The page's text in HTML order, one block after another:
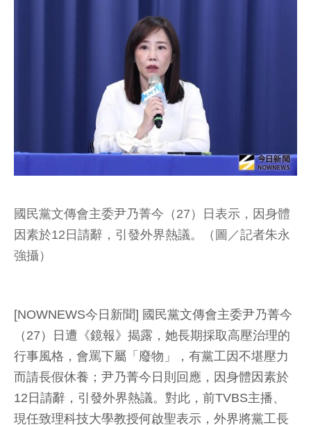
國民黨文傳會主委尹乃菁今（27）日表示，因身體
因素於12日請辭，引發外界熱議。（圖／記者朱永
強攝）
[NOWNEWS今日新聞] 國民黨文傳會主委尹乃菁今
（27）日遭《鏡報》揭露，她長期採取高壓治理的
行事風格，會罵下屬「廢物」，有黨工因不堪壓力
而請長假休養；尹乃菁今日則回應，因身體因素於
12日請辭，引發外界熱議。對此，前TVBS主播、
現任致理科技大學教授何啟聖表示，外界將黨工長